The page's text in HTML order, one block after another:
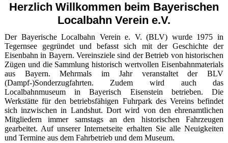
Herzlich Willkommen beim Bayerischen
Localbahn Verein e.V.
Der Bayerische Localbahn Verein e. V. (BLV) wurde 1975 in
Tegernsee gegründet und befasst sich mit der Geschichte der
Eisenbahn in Bayern. Vereinsziele sind der Betrieb von historischen
Zügen und die Sammlung historisch wertvollen Eisenbahnmaterials
aus Bayern. Mehrmals im Jahr veranstaltet der BLV
(Dampf-)Sonderzugfahrten. Zudem wird auch das
Localbahnmuseum in Bayerisch Eisenstein betrieben. Die
Werkstätte für den betriebsfähigen Fuhrpark des Vereins befindet
sich inzwischen in Landshut. Dort wird von den ehrenamtlichen
Mitgliedern immer samstags an den historischen Fahrzeugen
gearbeitet. Auf unserer Internetseite erhalten Sie alle Neuigkeiten
und Termine aus dem Fahrbetrieb und dem Museum.